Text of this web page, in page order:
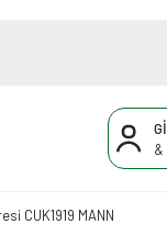
&
CUK1919 MANN